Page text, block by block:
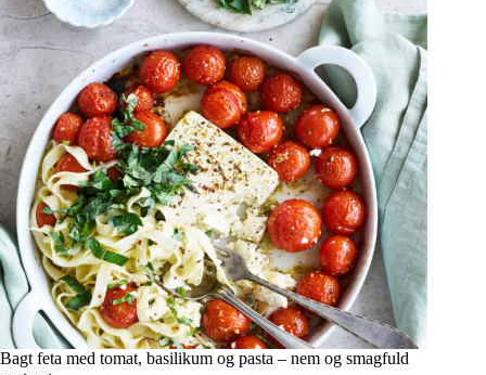
Bagt feta med tomat, basilikum og pasta – nem og smagfuld